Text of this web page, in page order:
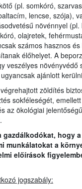
(pl. somkóró,
lencse, szója),
növénnyel
olajretek,
számos hasznos
élőhelyet. A
veszélyes növényvédő
ajánlott
zöldítés
sokféleségét,
az ökológiai
gazdálkodókat, hogy
munkálatokat a
előírások
jogszabály: